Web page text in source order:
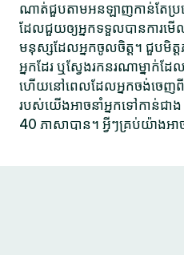
ណាត់ជួបតាមអនឡាញកាន់តែប្រ
ដែលជួយឲ្យអ្នកទទួលបានការ
មនុស្សដែលអ្នកចូលចិត្ត។ ជួបមិត្ត
អ្នកដែរ ឬស្វែងរកនរណាម្នាក់ដ
ហើយនៅពេលដែលអ្នកចង់ចេញពី
របស់យើងអាចនាំអ្នកទៅកាន់ជា
40 ភាសាបាន។ អ្វីៗគ្រប់យ៉ាងអ